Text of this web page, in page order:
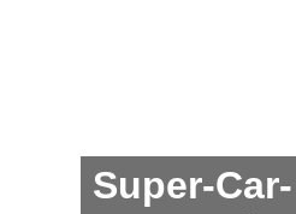
Super-Car-